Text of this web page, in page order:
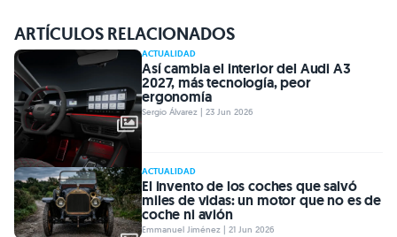
ARTÍCULOS RELACIONADOS
ACTUALIDAD
Así cambia el interior del Audi A3
2027, más tecnología, peor
ergonomía
Sergio Álvarez | 23 Jun 2026
ACTUALIDAD
El invento de los coches que salvó
miles de vidas: un motor que no es de
coche ni avión
Emmanuel Jiménez | 21 Jun 2026